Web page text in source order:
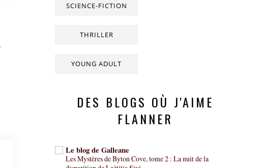
SCIENCE-FICTION
THRILLER
YOUNG ADULT
DES BLOGS OÙ J'AIME
FLANNER
Le blog de Galleane
Les Mystères de Byton Cove, tome 2 : La nuit de la